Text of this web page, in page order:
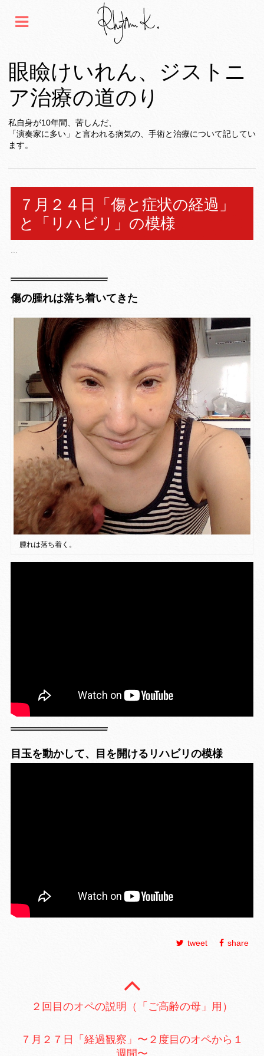
眼瞼けいれん、ジストニ
ア治療の道のり
私自身が10年間、苦しんだ、
「演奏家に多い」と言われる病気の、手術と治療について記してい
ます。
７月２４日「傷と症状の経過」
と「リハビリ」の模様
傷の腫れは落ち着いてきた
腫れは落ち着く。
目玉を動かして、目を開けるリハビリの模様
tweet share
２回目のオペの説明（「ご高齢の母」用）
７月２７日「経過観察」〜２度目のオペから１
週間〜